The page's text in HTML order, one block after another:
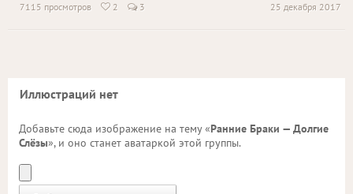
25 декабря 2017
7115 просмотров  2 3
Иллюстраций нет
Добавьте сюда изображение на тему «Ранние Браки — Долгие
Слёзы», и оно станет аватаркой этой группы.